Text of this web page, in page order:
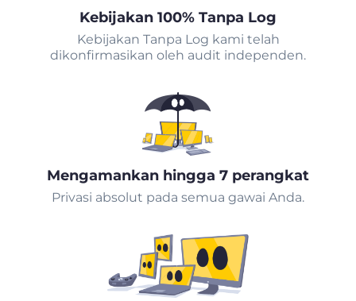
Kebijakan 100% Tanpa Log
Kebijakan Tanpa Log kami telah
dikonfirmasikan oleh audit independen.
Mengamankan hingga 7 perangkat
Privasi absolut pada semua gawai Anda.